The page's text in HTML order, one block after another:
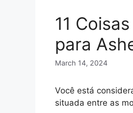
11
para
March 14, 2024
Você está
situada entre as